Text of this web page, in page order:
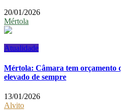
20/01/2026
Mértola
Atualidade
Mértola: Câmara tem orçamento
elevado de sempre
13/01/2026
Alvito